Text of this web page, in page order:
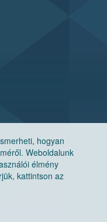
hogyan
Weboldalunk
élmény
kattintson az